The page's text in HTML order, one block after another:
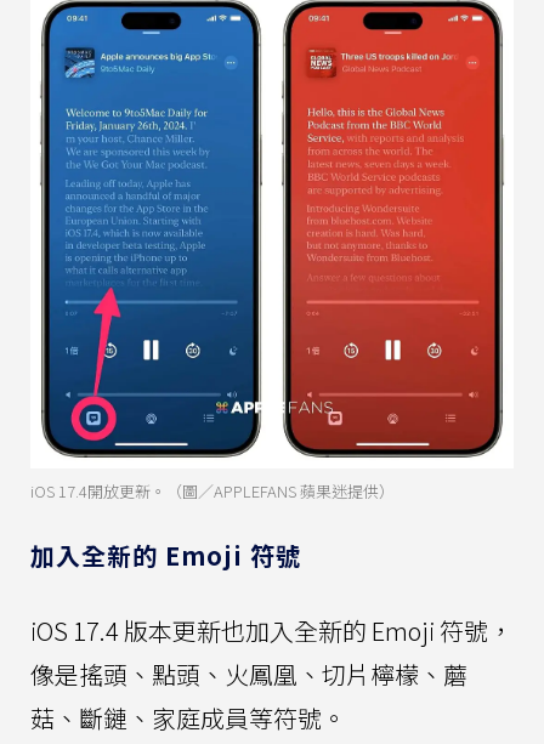
iOS 17.4開放更新。（圖／APPLEFANS 蘋果迷提供）
加入全新的 Emoji 符號
iOS 17.4 版本更新也加入全新的 Emoji 符號，
像是搖頭、點頭、火鳳凰、切片檸檬、蘑
菇、斷鏈、家庭成員等符號。